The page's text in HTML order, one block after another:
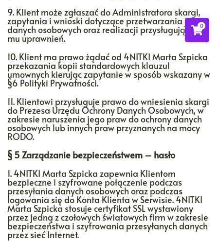
9. Klient może zgłaszać do Administratora skargi,
zapytania i wnioski dotyczące przetwarzania jego
danych osobowych oraz realizacji przysługujących
mu uprawnień.
10. Klient ma prawo żądać od 4NITKI Marta Szpicka
przekazania kopii standardowych klauzul
umownych kierując zapytanie w sposób wskazany w
§6 Polityki Prywatności.
11. Klientowi przysługuje prawo do wniesienia skargi
do Prezesa Urzędu Ochrony Danych Osobowych, w
zakresie naruszenia jego praw do ochrony danych
osobowych lub innych praw przyznanych na mocy
RODO.
§ 5 Zarządzanie bezpieczeństwem – hasło
1. 4NITKI Marta Szpicka zapewnia Klientom
bezpieczne i szyfrowane połączenie podczas
przesyłania danych osobowych oraz podczas
logowania się do Konta Klienta w Serwisie. 4NITKI
Marta Szpicka stosuje certyfikat SSL wystawiony
przez jedną z czołowych światowych firm w zakresie
bezpieczeństwa i szyfrowania przesyłanych danych
przez sieć Internet.
0